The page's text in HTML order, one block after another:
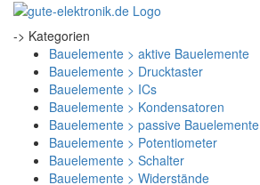
-> Kategorien
Bauelemente > aktive Bauelemente
Bauelemente > Drucktaster
Bauelemente > ICs
Bauelemente > Kondensatoren
Bauelemente > passive Bauelemente
Bauelemente > Potentiometer
Bauelemente > Schalter
Bauelemente > Widerstände